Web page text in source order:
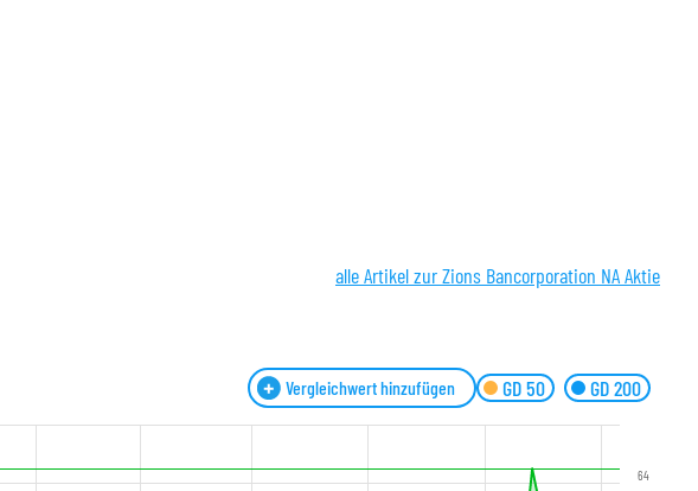
alle Artikel zur Zions Bancorporation NA Aktie
Vergleichwert hinzufügen GD 50 GD 200
64